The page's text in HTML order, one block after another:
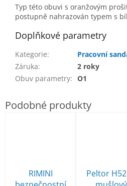
Typ této obuvi s oranžovým
postupně nahrazován typem s
Doplňkové parametry
Kategorie:
Pracovní
Záruka:
2 roky
Obuv parametry: O1
RIMINI
Peltor